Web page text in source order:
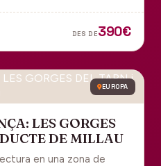
DES DE390€
EUROPA
LES GORGES
DE MILLAU
en una zona de